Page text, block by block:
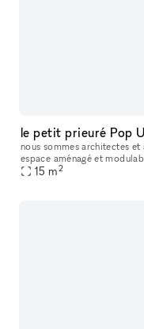
le petit prieuré Pop
nous sommes architectes
espace aménagé et
présenter leur travaux (
15 m2